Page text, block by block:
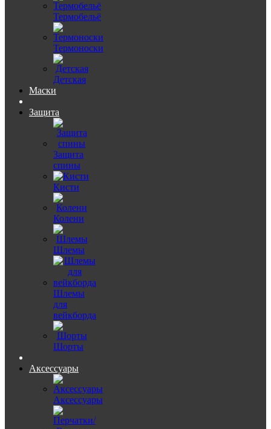
Термобельё
Термоноски
Детская
Маски
Защита
Защита
спины
Кисти
Колени
Шлемы
Шлемы
для
вейкборда
Шорты
Аксессуары
Аксессуары